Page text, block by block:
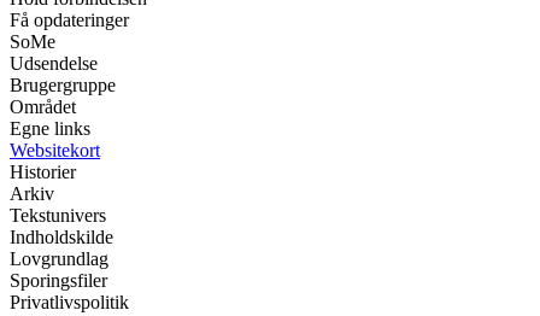
Få opdateringer
SoMe
Udsendelse
Brugergruppe
Området
Egne links
Websitekort
Historier
Arkiv
Tekstunivers
Indholdskilde
Lovgrundlag
Sporingsfiler
Privatlivspolitik